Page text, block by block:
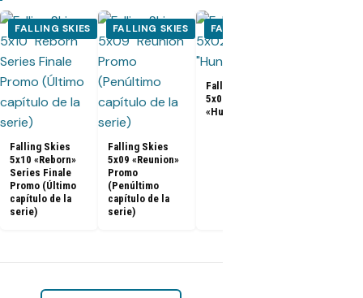
FALLING SKIES
Falling Skies
5x10 «Reborn»
Series Finale
Promo (Último
capítulo de la
serie)
FALLING SKIES
Falling Skies
5x09 «Reunion»
Promo
(Penúltimo
capítulo de la
serie)
FALLING SKIES
Falling Skies
5x02 Promo
«Hunger Pains»